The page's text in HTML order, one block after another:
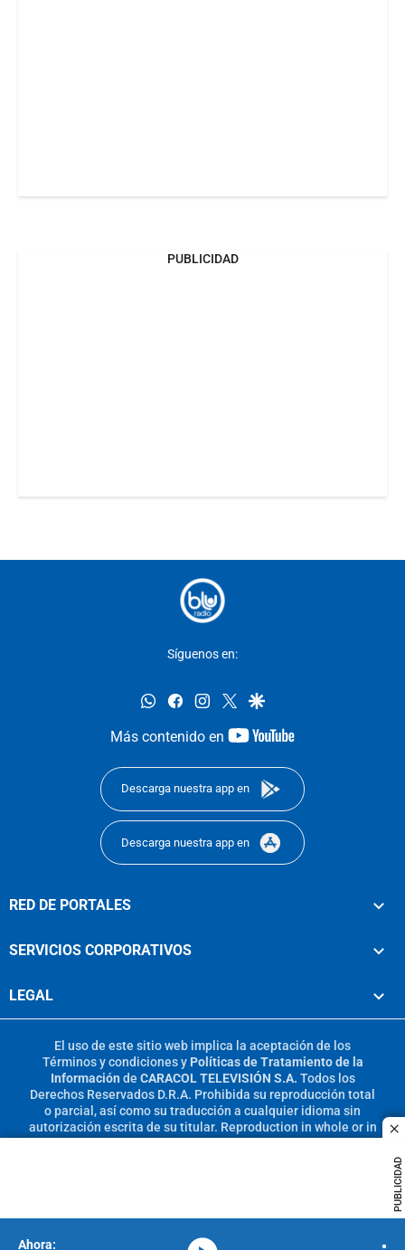
PUBLICIDAD
PUBLICIDAD
Síguenos en:
whatsappfacebookinstagram
twittergoogle
Más contenido en
youtube-
Descarga nuestra app en
Descarga nuestra app en
RED DE PORTALES
SERVICIOS CORPORATIVOS
LEGAL
El uso de este sitio web implica la aceptación de los
Términos y condicionesy Políticas de Tratamiento de la
Información de CARACOL TELEVISIÓN S.A. Todos los
Derechos Reservados D.R.A. Prohibida su reproducción total
o parcial, así como su traducción a cualquier idioma sin
autorización escrita de su titular. Reproduction in whole or in